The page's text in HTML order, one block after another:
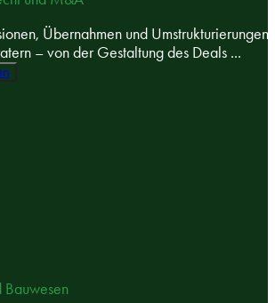
Übernahmen und Umstrukturierungen
– von der Gestaltung des Deals ...
Bauwesen